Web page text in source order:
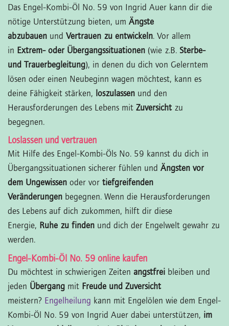
Das Engel-Kombi-Öl No. 59 von Ingrid Auer kann dir die
nötige Unterstützung bieten, um Ängste
abzubauen und Vertrauen zu entwickeln. Vor allem
in Extrem- oder Übergangssituationen (wie z.B. Sterbe-
und Trauerbegleitung), in denen du dich von Gelerntem
lösen oder einen Neubeginn wagen möchtest, kann es
deine Fähigkeit stärken, loszulassen und den
Herausforderungen des Lebens mit Zuversicht zu
begegnen.
Loslassen und vertrauen
Mit Hilfe des Engel-Kombi-Öls No. 59 kannst du dich in
Übergangssituationen sicherer fühlen und Ängsten vor
dem Ungewissen oder vor tiefgreifenden
Veränderungen begegnen. Wenn die Herausforderungen
des Lebens auf dich zukommen, hilft dir diese
Energie, Ruhe zu finden und dich der Engelwelt gewahr zu
werden.
Engel-Kombi-Öl No. 59 online kaufen
Du möchtest in schwierigen Zeiten angstfrei bleiben und
jeden Übergang mit Freude und Zuversicht
meistern? Engelheilung kann mit Engelölen wie dem Engel-
Kombi-Öl No. 59 von Ingrid Auer dabei unterstützen, im